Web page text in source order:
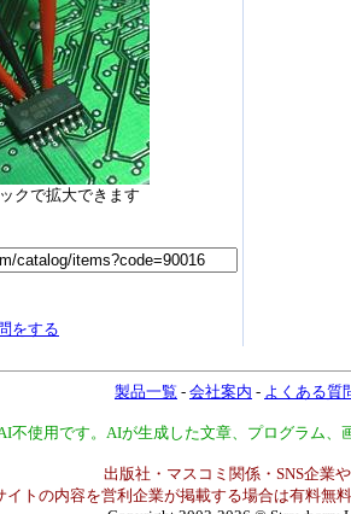
クで拡大できます
をする
製品一覧 - 会社案内 - よくある質
不使用です。AIが生成した文章、プログラム
出版社・マスコミ関係・SNS企業
イトの内容を営利企業が掲載する場合は有料無